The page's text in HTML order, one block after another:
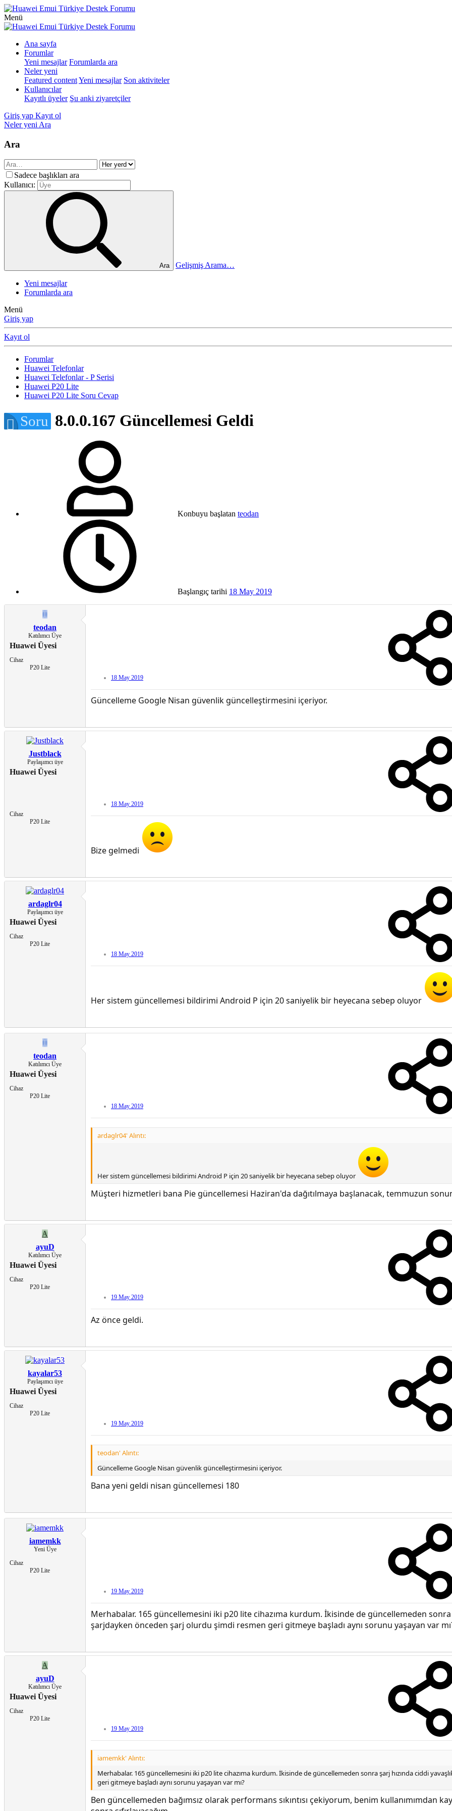
Menü
Ana sayfa
Forumlar
Yeni mesajlar Forumlarda ara
Neler yeni
Featured contentYeni mesajlar Son aktiviteler
Kullanıcılar
Kayıtlı üyeler Şu anki ziyaretçiler
Giriş yap Kayıt ol
Neler yeni Ara
Ara
Sadece başlıkları ara
Kullanıcı:
Ara Gelişmiş Arama…
Yeni mesajlar
Forumlarda ara
Menü
Giriş yap
Kayıt ol
Forumlar
Huawei Telefonlar
Huawei Telefonlar - P Serisi
Huawei P20 Lite
Huawei P20 Lite Soru Cevap
Soru 8.0.0.167 Güncellemesi Geldi
Konbuyu başlatan teodan
Başlangıç tarihi 18 May 2019
T
teodan
Katılımcı Üye
Huawei Üyesi
Cihaz
P20 Lite
18 May 2019
Güncelleme Google Nisan güvenlik güncelleştirmesini içeriyor.
Justblack
Paylaşımcı üye
Huawei Üyesi
Cihaz
P20 Lite
18 May 2019
Bize gelmedi
ardaglr04
Paylaşımcı üye
Huawei Üyesi
Cihaz
P20 Lite
18 May 2019
Her sistem güncellemesi bildirimi Android P için 20 saniyelik bir heyecana sebep oluyor
T
teodan
Katılımcı Üye
Huawei Üyesi
Cihaz
P20 Lite
18 May 2019
ardaglr04' Alıntı:
Her sistem güncellemesi bildirimi Android P için 20 saniyelik bir heyecana sebep oluyor
Müşteri hizmetleri bana Pie güncellemesi Haziran'da dağıtılmaya başlanacak, temmuzun
A
ayuD
Katılımcı Üye
Huawei Üyesi
Cihaz
P20 Lite
19 May 2019
Az önce geldi.
kayalar53
Paylaşımcı üye
Huawei Üyesi
Cihaz
P20 Lite
19 May 2019
teodan' Alıntı:
Güncelleme Google Nisan güvenlik güncelleştirmesini içeriyor.
Bana yeni geldi nisan güncellemesi 180
iamemkk
Yeni Üye
Cihaz
P20 Lite
19 May 2019
Merhabalar. 165 güncellemesini iki p20 lite cihazıma kurdum. İkisinde de güncellemeden
şarjdayken önceden şarj olurdu şimdi resmen geri gitmeye başladı aynı sorunu yaşayan var
A
ayuD
Katılımcı Üye
Huawei Üyesi
Cihaz
P20 Lite
19 May 2019
iamemkk' Alıntı:
Merhabalar. 165 güncellemesini iki p20 lite cihazıma kurdum. İkisinde de güncellemeden sonra şarj hızında ciddi
geri gitmeye başladı aynı sorunu yaşayan var mı?
Ben güncellemeden bağımsız olarak performans sıkıntısı çekiyorum, benim kullanımımdan